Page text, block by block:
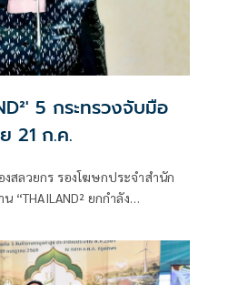
5 กระทรวงจับมือ
21 ก.ค.
สลวยกร รองโฆษกประจำสำนัก
“THAILAND² ยกกำลัง
ง 5 กระทรวงหลัก